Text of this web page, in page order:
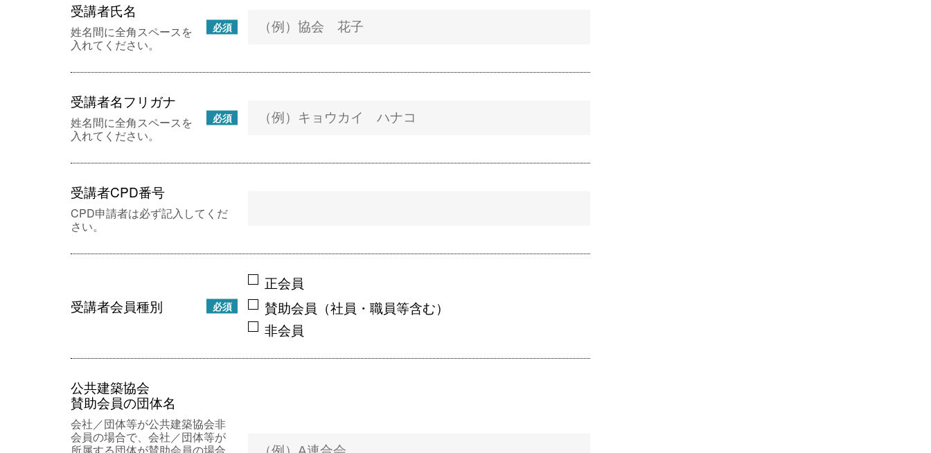
受講者氏名
必須
姓名間に全角スペースを
入れてください。
受講者名フリガナ
必須
姓名間に全角スペースを
入れてください。
受講者CPD番号
CPD申請者は必ず記入してくだ
さい。
受講者会員種別 必須
正会員
賛助会員（社員・職員等含む）
非会員
公共建築協会
賛助会員の団体名
会社／団体等が公共建築協会非
会員の場合で、会社／団体等が